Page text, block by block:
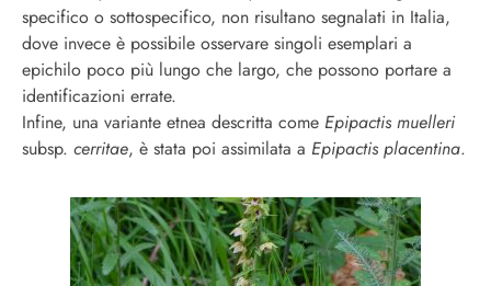
specifico o sottospecifico, non risultano segnalati in Italia,
dove invece è possibile osservare singoli esemplari a
epichilo poco più lungo che largo, che possono portare a
identificazioni errate.
Infine, una variante etnea descritta come Epipactis muelleri
subsp. cerritae, è stata poi assimilata a Epipactis placentina.